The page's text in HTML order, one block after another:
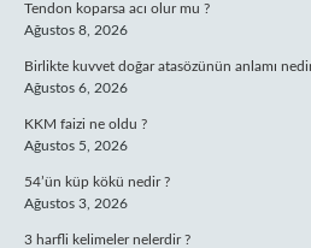
Tendon koparsa acı olur mu ?
Ağustos 8, 2026
Birlikte kuvvet doğar atasözünün anlamı
Ağustos 6, 2026
KKM faizi ne oldu ?
Ağustos 5, 2026
54’ün küp kökü nedir ?
Ağustos 3, 2026
3 harfli kelimeler nelerdir ?